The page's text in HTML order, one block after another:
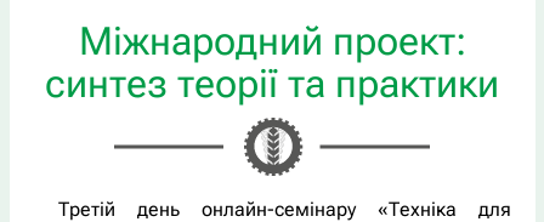
Міжнародний проект:
синтез теорії та практики
Третій день онлайн-семінару «Техніка для